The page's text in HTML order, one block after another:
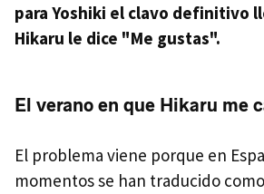
para Yoshiki el clavo definitivo
Hikaru le dice "Me gustas".
El verano en que Hikaru me
El problema viene porque en
momentos se han traducido como